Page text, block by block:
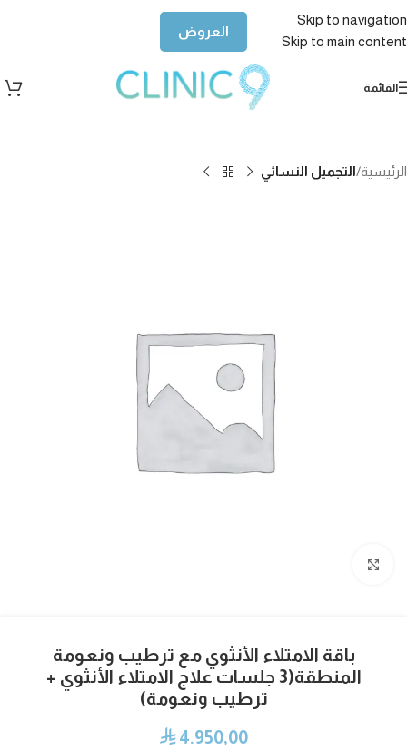
Skip to navigation
Skip to main content
العروض
القائمة
الرئيسية التجميل النسائي
باقة الامتلاء الأنثوي مع ترطيب ونعومة
المنطقة(3 جلسات علاج الامتلاء الأنثوي +
ترطيب ونعومة)
⃁4.950,00